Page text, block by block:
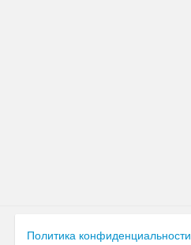
Политика конфиденциальности